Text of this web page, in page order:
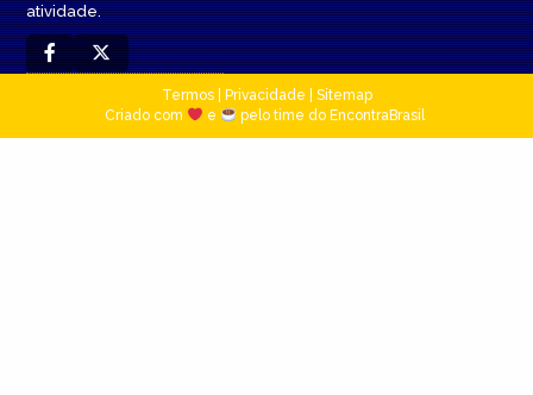
atividade.
Termos| Privacidade
Sitemap
Criado com
e pelo time do EncontraBrasil